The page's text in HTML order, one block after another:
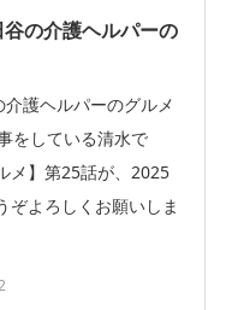
の介護ヘルパーの
護ヘルパーのグルメ
をしている清水で
メ】第25話が、2025
ぞよろしくお願いしま